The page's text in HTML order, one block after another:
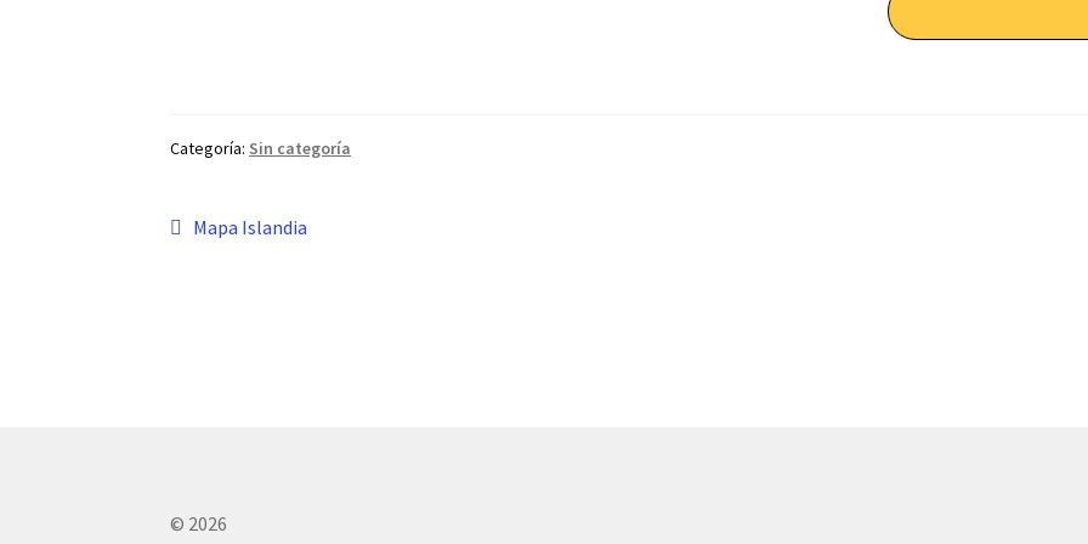
Categoría: Sin categoría
Navegación
Anterior:
Mapa Islandia ​
© 2026